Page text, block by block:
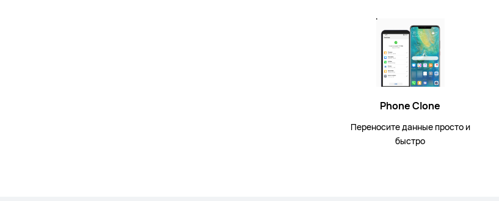
Phone Clone
Переносите данные просто и
быстро